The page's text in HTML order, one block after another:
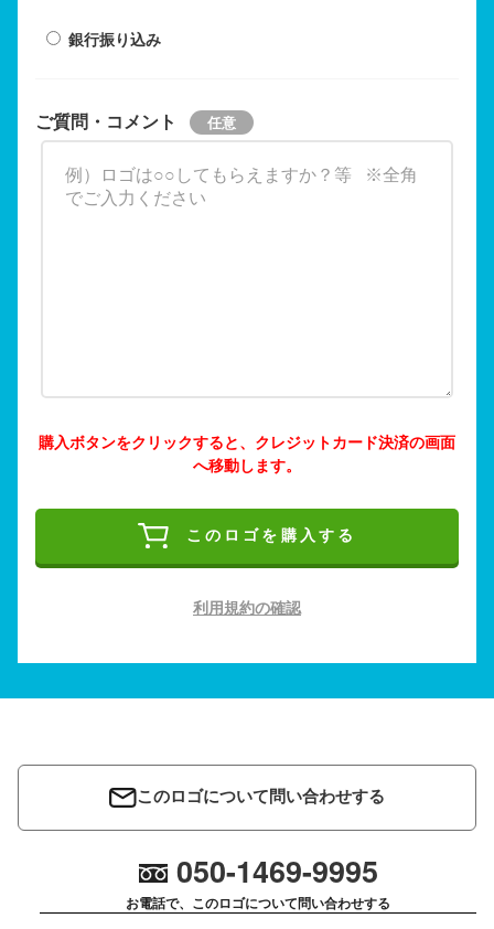
銀行振り込み
ご質問・コメント
購入ボタンをクリックすると、クレジットカード決済の画面
へ移動します。
このロゴを購入する
利用規約の確認
このロゴについて問い合わせする
050-1469-9995
お電話で、このロゴについて問い合わせする